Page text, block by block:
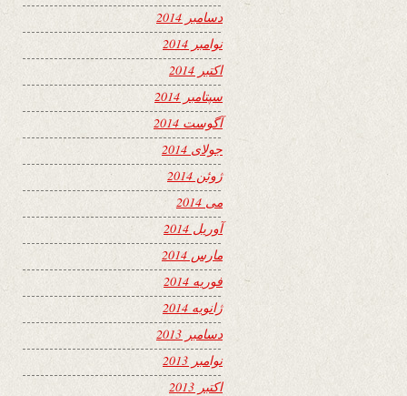
دسامبر 2014
نوامبر 2014
اکتبر 2014
سپتامبر 2014
آگوست 2014
جولای 2014
ژوئن 2014
می 2014
آوریل 2014
مارس 2014
فوریه 2014
ژانویه 2014
دسامبر 2013
نوامبر 2013
اکتبر 2013